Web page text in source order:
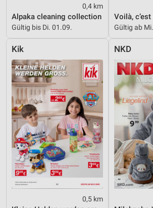
0,4 km
Alpaka cleaning collection
Gültig bis Di. 01.09.
Voilà,
Gültig ab
Kik
0,5 km
NKD
Messung der Performance von Inhalten
Kombinationen von Daten aus
Quellen
Entwicklung und Verbesserung der
Verwendung reduzierter Daten zur
Inhalten
IAB-Besonderheiten:
Verwendung genauer Standortdaten
Geräte anhand von aktiv angeforderten
Informationen identifizieren
Nicht-IAB-Verarbeitungszwecke: